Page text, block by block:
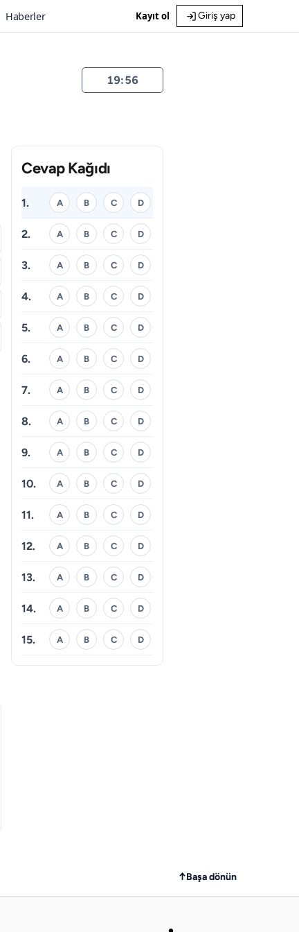
Haberler Kayıt ol Giriş yap
19:55
Cevap Kağıdı
1. A B C D
2. A B C D
3. A B C D
4. A B C D
5. A B C D
6. A B C D
7. A B C D
8. A B C D
9. A B C D
10. A B C D
11. A B C D
12. A B C D
13. A B C D
14. A B C D
15. A B C D
↑Başa dönün